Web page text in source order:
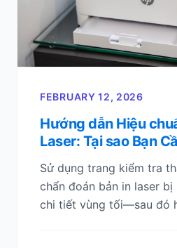
FEBRUARY 12, 2026
Hướng dẫn Hiệu
Laser: Tại sao Bạn
tra Thang màu xám
phục Bản in)
Sử dụng trang kiểm tra
chẩn đoán bản in laser
chi tiết vùng tối—sau đó